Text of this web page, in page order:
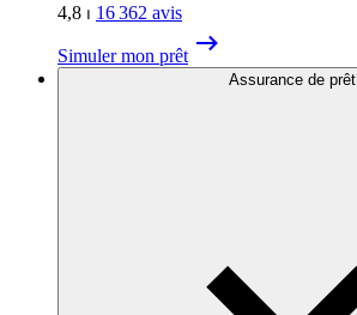
4,8 ⏐ 16 362 avis
Simuler mon prêt
Assurance de prêt